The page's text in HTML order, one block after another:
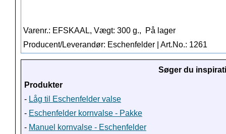
Varenr.: EFSKAAL, Vægt: 300 g.,
På lager
Producent/Leverandør: Eschenfelder | Art.No.: 1261
Søger du
Produkter
- Låg til Eschenfelder valse
- Eschenfelder kornvalse - Pakke
- Manuel kornvalse - Eschenfelder